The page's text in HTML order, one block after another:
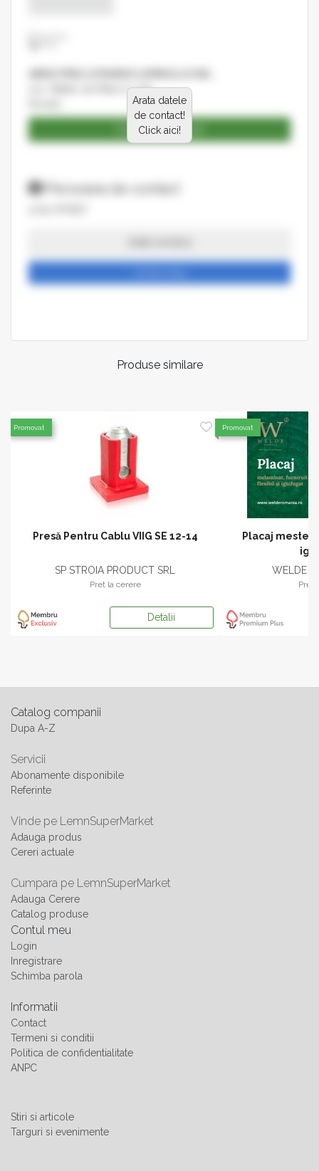
Arata datele
de contact!
Click aici!
sos. Stefan cel Mare nr. 291
Catalog produse
Produse similare
Presă Pentru Cablu VIIG SE 12-14
SP STROIA PRODUCT SRL
Pret la cerere
Detalii
Promovat
Placaj
WELDE
Pret
Promovat
Catalog companii
Dupa A-Z
Servicii
Abonamente disponibile
Referinte
Vinde pe LemnSuperMarket
Adauga produs
Cereri actuale
Cumpara pe LemnSuperMarket
Adauga Cerere
Catalog produse
Contul meu
Login
Inregistrare
Schimba parola
Informatii
Contact
Termeni si conditii
Politica de confidentialitate
ANPC
Stiri si articole
Targuri si evenimente